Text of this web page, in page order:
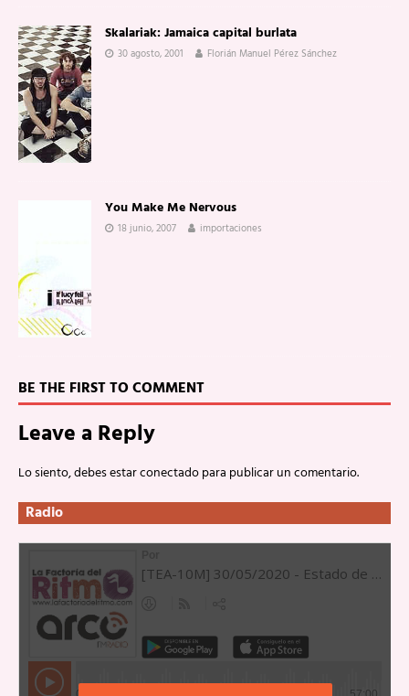
Skalariak: Jamaica capital burlata
30 agosto, 2001 Florián Manuel Pérez Sánchez
You Make Me Nervous
18 junio, 2007 importaciones
BE THE FIRST TO COMMENT
Leave a Reply
Lo siento, debes estarconectadopara publicar un comentario.
Radio